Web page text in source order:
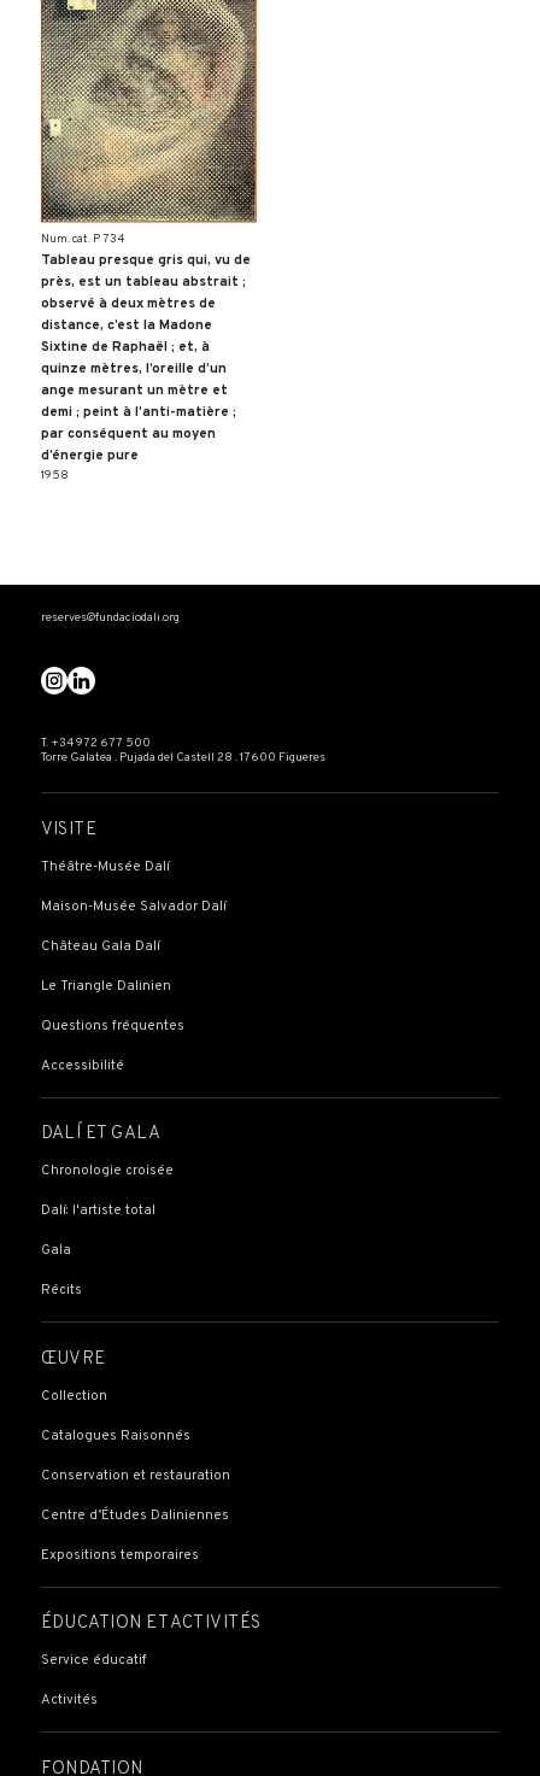
Num. cat. P 734
Tableau presque gris qui, vu de
près, est un tableau abstrait ;
observé à deux mètres de
distance, c’est la Madone
Sixtine de Raphaël ; et, à
quinze mètres, l’oreille d’un
ange mesurant un mètre et
demi ; peint à l’anti-matière ;
par conséquent au moyen
d’énergie pure
1958
reserves@fundaciodali.org
T. +34 972 677 500
Torre Galatea . Pujada del Castell 28 . 17600 Figueres
VISITE
Théâtre-Musée Dalí
Maison-Musée Salvador Dalí
Château Gala Dalí
Le Triangle Dalinien
Questions fréquentes
Accessibilité
DALÍ ET GALA
Chronologie croisée
Dalí: l'artiste total
Gala
Récits
ŒUVRE
Collection
Catalogues Raisonnés
Conservation et restauration
Centre d’Études Daliniennes
Expositions temporaires
ÉDUCATION ET ACTIVITÉS
Service éducatif
Activités
FONDATION